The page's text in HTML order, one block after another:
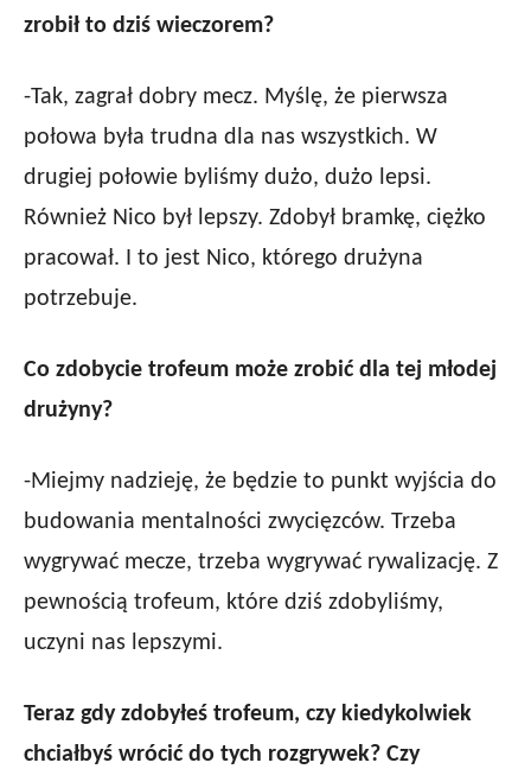
zrobił to dziś wieczorem?
-Tak, zagrał dobry mecz. Myślę, że pierwsza
połowa była trudna dla nas wszystkich. W
drugiej połowie byliśmy dużo, dużo lepsi.
Również Nico był lepszy. Zdobył bramkę, ciężko
pracował. I to jest Nico, którego drużyna
potrzebuje.
Co zdobycie trofeum może zrobić dla tej młodej
drużyny?
-Miejmy nadzieję, że będzie to punkt wyjścia do
budowania mentalności zwycięzców. Trzeba
wygrywać mecze, trzeba wygrywać rywalizację. Z
pewnością trofeum, które dziś zdobyliśmy,
uczyni nas lepszymi.
Teraz gdyzdobyłeś trofeum, czy kiedykolwiek
chciałbyś wrócić do tych rozgrywek? Czy